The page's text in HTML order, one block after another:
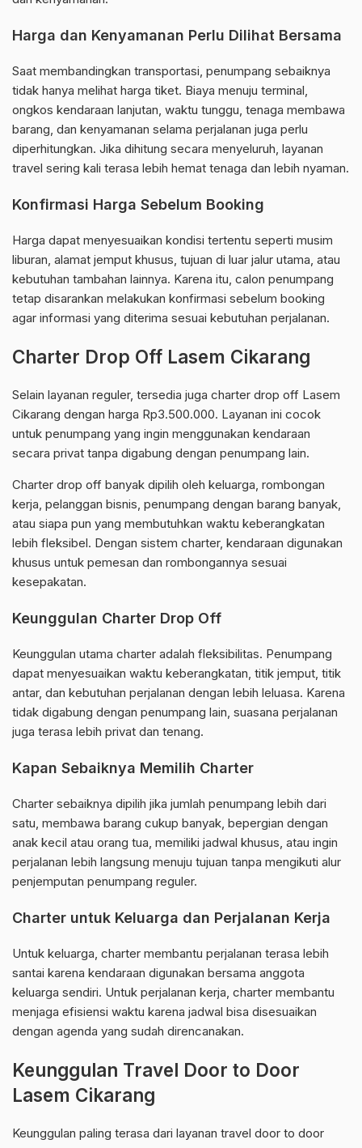
Harga dan Kenyamanan Perlu Dilihat Bersama
Saat membandingkan transportasi, penumpang sebaiknya
tidak hanya melihat harga tiket. Biaya menuju terminal,
ongkos kendaraan lanjutan, waktu tunggu, tenaga membawa
barang, dan kenyamanan selama perjalanan juga perlu
diperhitungkan. Jika dihitung secara menyeluruh, layanan
travel sering kali terasa lebih hemat tenaga dan lebih nyaman.
Konfirmasi Harga Sebelum Booking
Harga dapat menyesuaikan kondisi tertentu seperti musim
liburan, alamat jemput khusus, tujuan di luar jalur utama, atau
kebutuhan tambahan lainnya. Karena itu, calon penumpang
tetap disarankan melakukan konfirmasi sebelum booking
agar informasi yang diterima sesuai kebutuhan perjalanan.
Charter Drop Off Lasem Cikarang
Selain layanan reguler, tersedia juga charter drop off Lasem
Cikarang dengan harga Rp3.500.000. Layanan ini cocok
untuk penumpang yang ingin menggunakan kendaraan
secara privat tanpa digabung dengan penumpang lain.
Charter drop off banyak dipilih oleh keluarga, rombongan
kerja, pelanggan bisnis, penumpang dengan barang banyak,
atau siapa pun yang membutuhkan waktu keberangkatan
lebih fleksibel. Dengan sistem charter, kendaraan digunakan
khusus untuk pemesan dan rombongannya sesuai
kesepakatan.
Keunggulan Charter Drop Off
Keunggulan utama charter adalah fleksibilitas. Penumpang
dapat menyesuaikan waktu keberangkatan, titik jemput, titik
antar, dan kebutuhan perjalanan dengan lebih leluasa. Karena
tidak digabung dengan penumpang lain, suasana perjalanan
juga terasa lebih privat dan tenang.
Kapan Sebaiknya Memilih Charter
Charter sebaiknya dipilih jika jumlah penumpang lebih dari
satu, membawa barang cukup banyak, bepergian dengan
anak kecil atau orang tua, memiliki jadwal khusus, atau ingin
perjalanan lebih langsung menuju tujuan tanpa mengikuti alur
penjemputan penumpang reguler.
Charter untuk Keluarga dan Perjalanan Kerja
Untuk keluarga, charter membantu perjalanan terasa lebih
santai karena kendaraan digunakan bersama anggota
keluarga sendiri. Untuk perjalanan kerja, charter membantu
menjaga efisiensi waktu karena jadwal bisa disesuaikan
dengan agenda yang sudah direncanakan.
Keunggulan Travel Door to Door
Lasem Cikarang
Keunggulan paling terasa dari layanan travel door to door